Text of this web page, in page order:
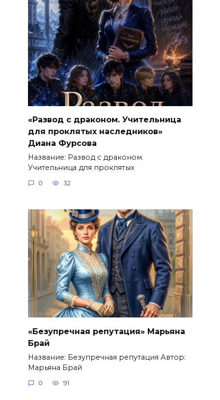
«Развод с драконом. Учительница
для проклятых наследников»
Диана Фурсова
Название: Развод с драконом.
Учительница для проклятых
0 32
«Безупречная репутация» Марьяна
Брай
Название: Безупречная репутация Автор:
Марьяна Брай
0 91